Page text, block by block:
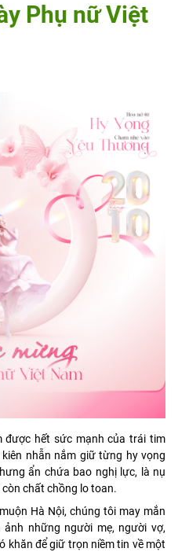
Phụ nữ Việt
được hết sức mạnh của trái tim
nhẫn nắm giữ từng hy vọng
ẩn chứa bao nghị lực, là nụ
chất chồng lo toan.
Hà Nội, chúng tôi may mắn
những người mẹ, người vợ,
khăn để giữ trọn niềm tin về một